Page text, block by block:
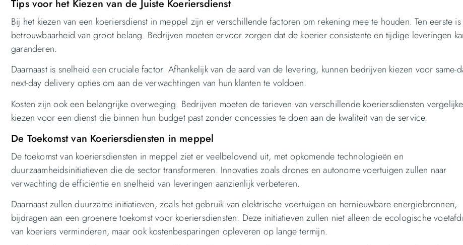
Tips voor het Kiezen van de Juiste Koeriersdienst
Bij het kiezen van een koeriersdienst in meppel zijn er verschillende factoren om rekening mee te houden. Ten eerste is
betrouwbaarheid van groot belang. Bedrijven moeten ervoor zorgen dat de koerier consistente en tijdige leveringen
garanderen.
Daarnaast is snelheid een cruciale factor. Afhankelijk van de aard van de levering, kunnen bedrijven kiezen voor same-
next-day delivery opties om aan de verwachtingen van hun klanten te voldoen.
Kosten zijn ook een belangrijke overweging. Bedrijven moeten de tarieven van verschillende koeriersdiensten
kiezen voor een dienst die binnen hun budget past zonder concessies te doen aan de kwaliteit van de service.
De Toekomst van Koeriersdiensten in meppel
De toekomst van koeriersdiensten in meppel ziet er veelbelovend uit, met opkomende technologieën en
duurzaamheidsinitiatieven die de sector transformeren. Innovaties zoals drones en autonome voertuigen zullen naar
verwachting de efficiëntie en snelheid van leveringen aanzienlijk verbeteren.
Daarnaast zullen duurzame initiatieven, zoals het gebruik van elektrische voertuigen en hernieuwbare energiebronnen,
bijdragen aan een groenere toekomst voor koeriersdiensten. Deze initiatieven zullen niet alleen de ecologische
van koeriers verminderen, maar ook kostenbesparingen opleveren op lange termijn.